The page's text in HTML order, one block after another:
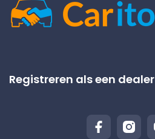
Registreren als een dealer